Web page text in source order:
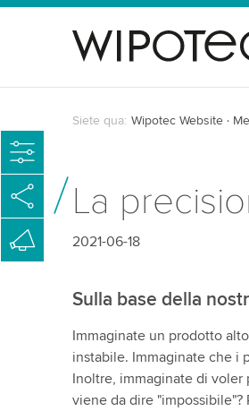
Siete qua: Wipotec Website
La
2021-06-18
Sulla base della
Immaginate un prodotto
instabile. Immaginate che i
Inoltre, immaginate di
viene da dire